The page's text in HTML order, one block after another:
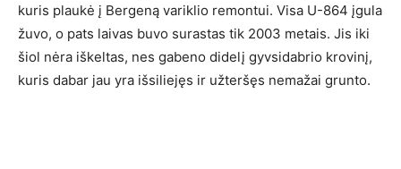
kuris plaukė į Bergeną variklio remontui. Visa U-864 įgula
žuvo, o pats laivas buvo surastas tik 2003 metais. Jis iki
šiol nėra iškeltas, nes gabeno didelį gyvsidabrio krovinį,
kuris dabar jau yra išsiliejęs ir užteršęs nemažai grunto.